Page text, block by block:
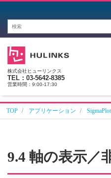
株式会社ヒューリンクス
TEL：03-5642-8385
営業時間：9:00-17:30
TOP アプリケーション SigmaPlot
9.4 軸の表示／